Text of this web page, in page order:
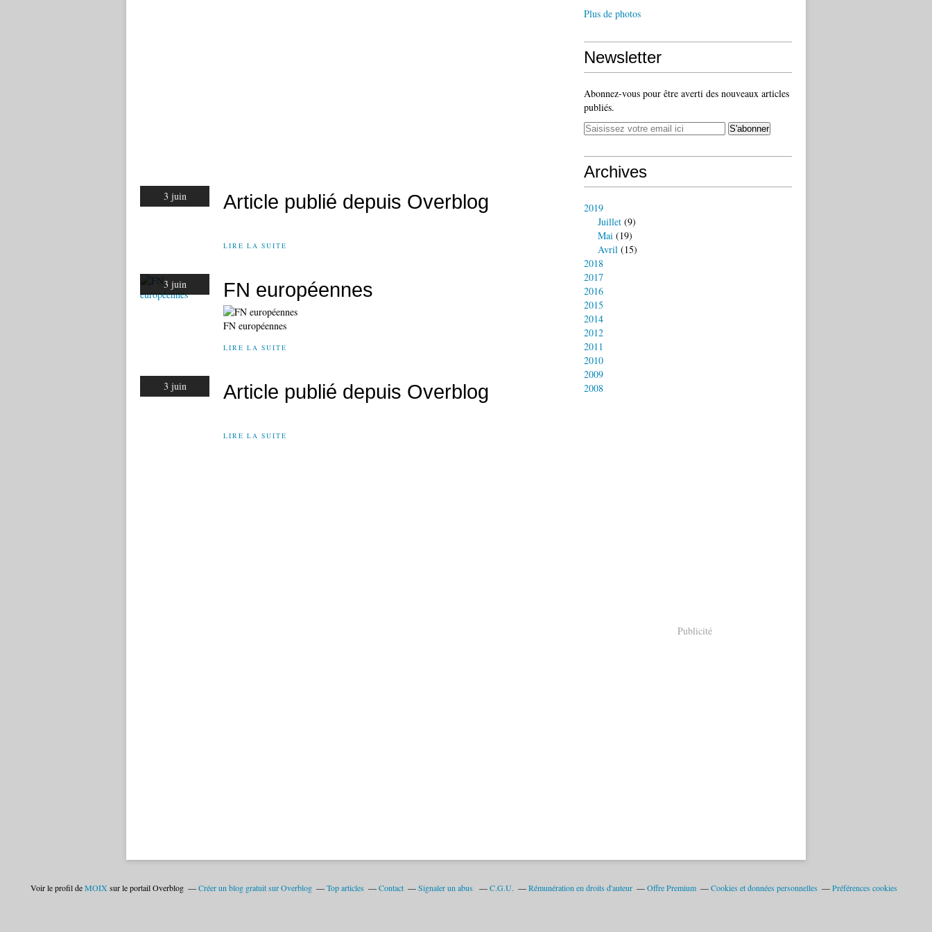
3 juin Article publié depuis Overblog
LIRE LA SUITE
3 juin FN européennes
FN européennes
LIRE LA SUITE
3 juin Article publié depuis Overblog
LIRE LA SUITE
Plus de photos
Newsletter
Abonnez-vous pour être averti des nouveaux articles
publiés.
Archives
2019
Juillet (9)
Mai (19)
Avril (15)
2018
2017
2016
2015
2014
2012
2011
2010
2009
2008
Publicité
Voir le profil deMOIX sur le portail Overblog Créer un blog gratuit sur Overblog Top articles Contact Signaler un abus C.G.U. Rémunération en droits d'auteur Offre Premium Cookies et données personnelles Préférences cookies